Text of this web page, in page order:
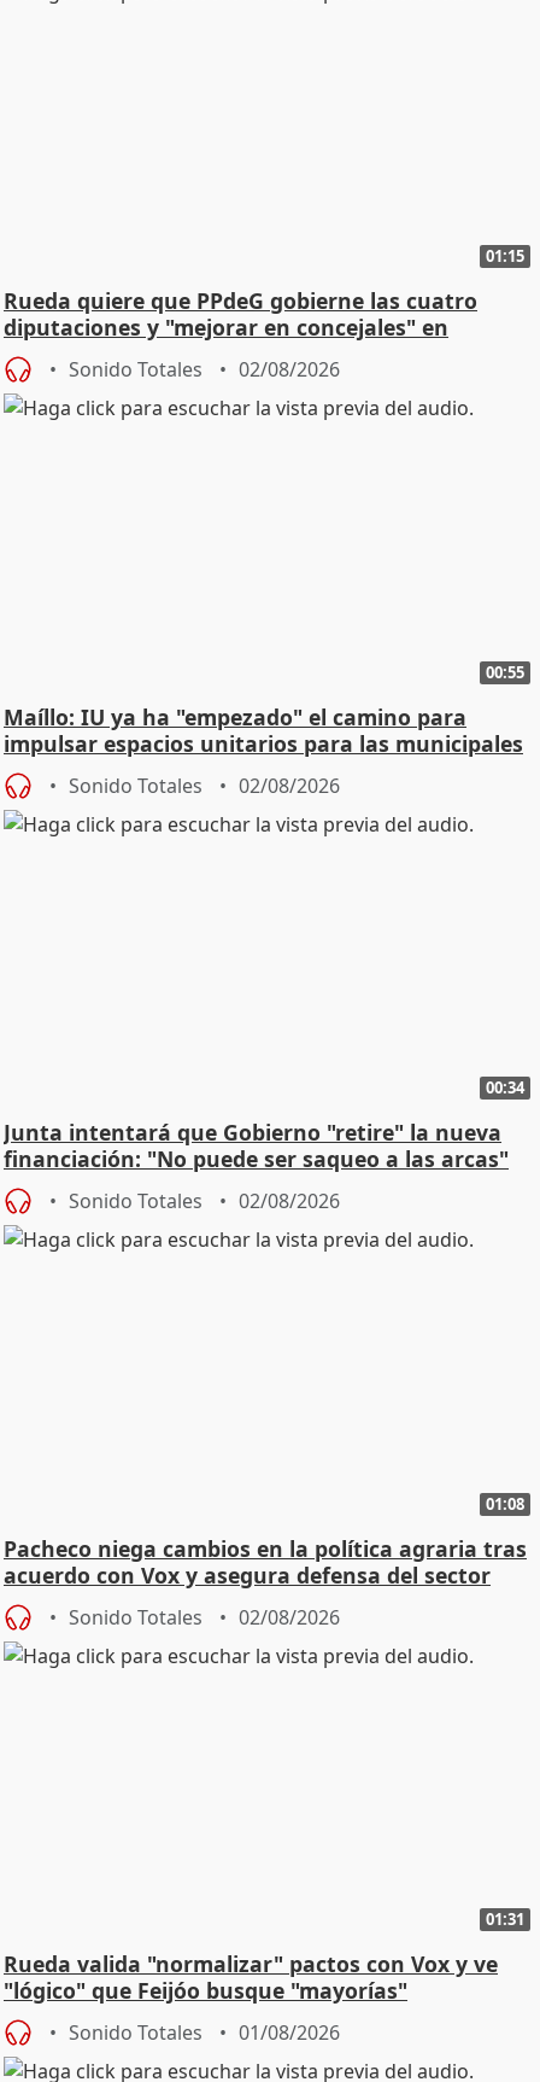
01:15
Rueda quiere que PPdeG gobierne las cuatro
diputaciones y "mejorar en concejales" en
ciudades
Sonido Totales 02/08/2026
00:55
Maíllo: IU ya ha "empezado" el camino para
impulsar espacios unitarios para las municipales
Sonido Totales 02/08/2026
00:34
Junta intentará que Gobierno "retire" la nueva
financiación: "No puede ser saqueo a las arcas"
Sonido Totales 02/08/2026
01:08
Pacheco niega cambios en la política agraria tras
acuerdo con Vox y asegura defensa del sector
Sonido Totales 02/08/2026
01:31
Rueda valida "normalizar" pactos con Vox y ve
"lógico" que Feijóo busque "mayorías"
Sonido Totales 01/08/2026